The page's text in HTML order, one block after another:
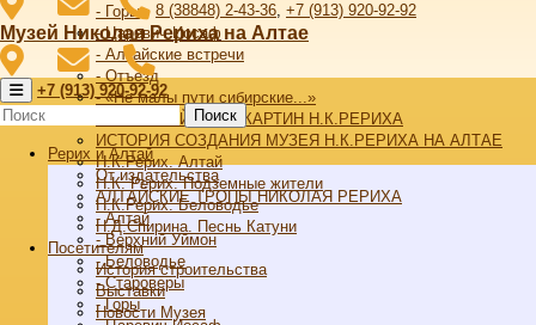
- Горы
- Царевич Иосаф
- Алтайские встречи
- Отъезд
- «Не малы пути сибирские...»
АЛТАЙСКИЙ ЦИКЛ КАРТИН Н.К.РЕРИХА
ИСТОРИЯ СОЗДАНИЯ МУЗЕЯ Н.К.РЕРИХА НА АЛТАЕ
Н.К.Рерих. Алтай
Н.К. Рерих. Подземные жители
Н.К.Рерих. Беловодье
Н.Д.Спирина. Песнь Катуни
Посетителям
История строительства
Выставки
Новости Музея
8 (38848) 2-43-36, +7 (913) 920-92-92
Музей Николая Рериха на Алтае
+7 (913) 920-92-92
Поиск
Рерих и Алтай
От издательства
АЛТАЙСКИЕ ТРОПЫ НИКОЛАЯ РЕРИХА
- Алтай
- Верхний Уймон
- Беловодье
- Староверы
- Горы